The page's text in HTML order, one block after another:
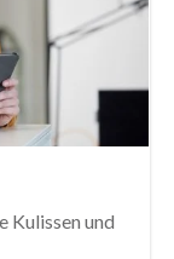
Kulissen und